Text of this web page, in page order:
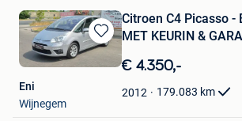
Bewaren
Favorieten
Citroen C4 Picasso -
MET KEURIN &
€ 4.350,-
2012 179.083 km
Eni
Wijnegem